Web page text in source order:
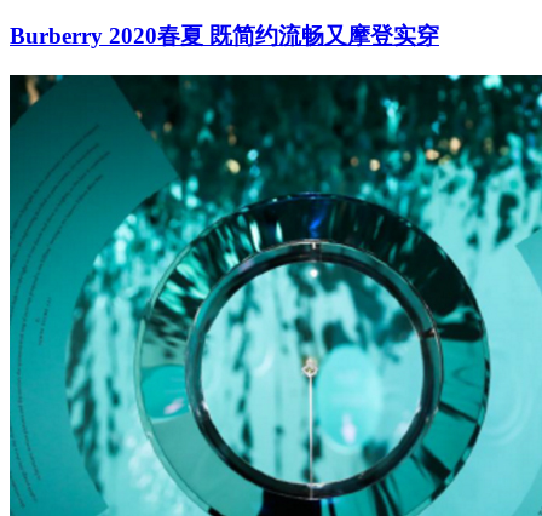
Burberry 2020春夏 既简约流畅又摩登实穿